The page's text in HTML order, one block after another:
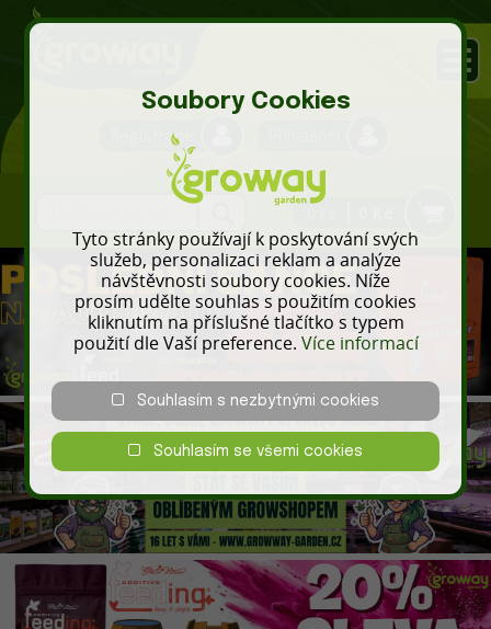
Soubory Cookies
Tyto stránky používají k poskytování svých
služeb, personalizaci reklam a analýze
návštěvnosti soubory cookies. Níže
prosím udělte souhlas s použitím cookies
kliknutím na příslušné tlačítko s typem
použití dle Vaší preference. Více informací
Souhlasím s nezbytnými cookies
Souhlasím se všemi cookies
Registrace